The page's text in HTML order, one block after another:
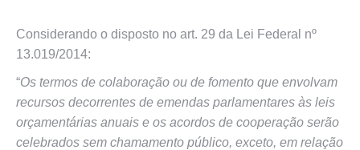
Considerando o disposto no art. 29 da Lei Federal nº
13.019/2014:
“Os termos de colaboração ou de fomento que envolvam
recursos decorrentes de emendas parlamentares às leis
orçamentárias anuais e os acordos de cooperação serão
celebrados sem chamamento público, exceto, em relação